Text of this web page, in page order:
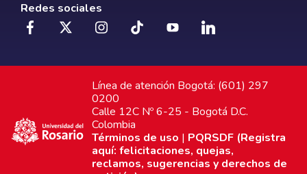
Redes sociales
Línea de atención Bogotá: (601) 297
0200
Calle 12C Nº 6-25 - Bogotá D.C.
Colombia
Términos de uso | PQRSDF (Registra
aquí: felicitaciones, quejas,
reclamos, sugerencias y derechos de